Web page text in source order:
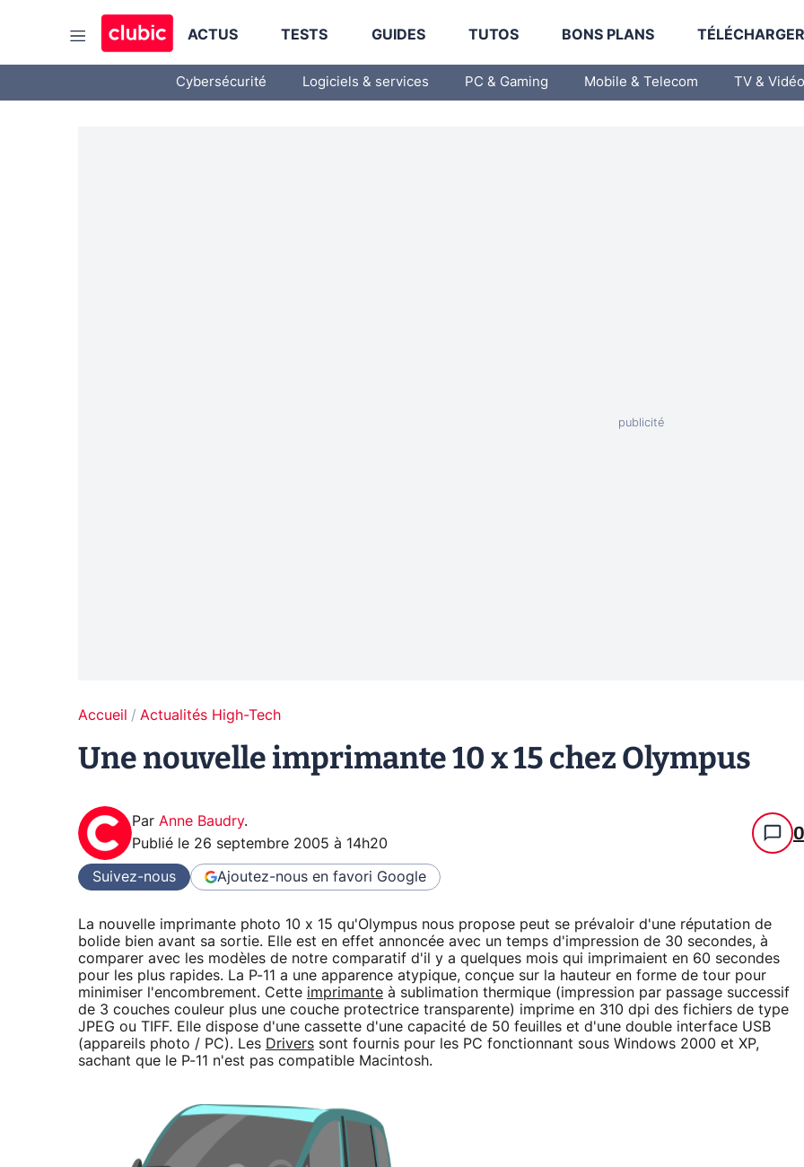
ACTUS TESTS GUIDES TUTOS BONS PLANS
Cybersécurité Logiciels & services PC & Gaming Mobile & Telecom TV & Vidéo
Accueil Actualités High-Tech
Une nouvelle imprimante 10 x 15 chez Olympus
Par Anne Baudry.
Publié le 26 septembre 2005 à 14h20 0
Suivez-nous Ajoutez-nous en favori Google
La nouvelle imprimante photo 10 x 15 qu'Olympus nous propose peut se prévaloir d'une réputation de
bolide bien avant sa sortie. Elle est en effet annoncée avec un temps d'impression de 30 secondes, à
comparer avec les modèles de notre comparatif d'il y a quelques mois qui imprimaient en 60 secondes
pour les plus rapides. La P-11 a une apparence atypique, conçue sur la hauteur en forme de tour pour
minimiser l'encombrement. Cette imprimante à sublimation thermique (impression par passage successif
de 3 couches couleur plus une couche protectrice transparente) imprime en 310 dpi des fichiers de type
JPEG ou TIFF. Elle dispose d'une cassette d'une capacité de 50 feuilles et d'une double interface USB
(appareils photo / PC). Les Drivers sont fournis pour les PC fonctionnant sous Windows 2000 et XP,
sachant que le P-11 n'est pas compatible Macintosh.